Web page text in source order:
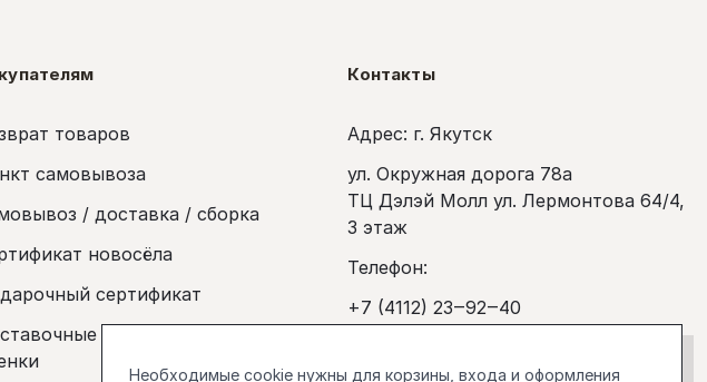
товаров
самовывоза
/ доставка / сборка
новосёла
сертификат
образцы и покупка
Контакты
Адрес: г. Якутск
ул. Окружная дорога 78а
ТЦ Дэлэй Молл ул. Лермонтова 64/4,
3 этаж
Телефон:
+7 (4112) 23‒92‒40
Необходимые cookie нужны для корзины, входа и оформления